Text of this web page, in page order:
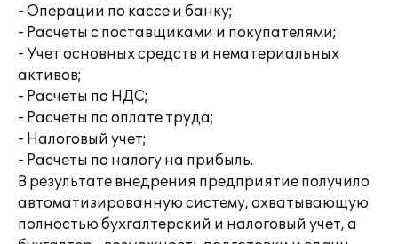
- Операции по кассе и банку;
- Расчеты с поставщиками и покупателями;
- Учет основных средств и нематериальных
активов;
- Расчеты по НДС;
- Расчеты по оплате труда;
- Налоговый учет;
- Расчеты по налогу на прибыль.
В результате внедрения предприятие получило
автоматизированную систему, охватывающую
полностью бухгалтерский и налоговый учет, а